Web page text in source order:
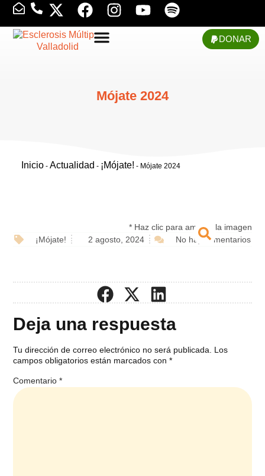
DONAR
Mójate 2024
Inicio- Actualidad - ¡Mójate! - Mójate 2024
* Haz clic para ampliar la imagen
¡Mójate!
2 agosto, 2024 No hay comentarios
Deja una respuesta
Tu dirección de correo electrónico no será publicada. Los
campos obligatorios están marcados con*
Comentario*